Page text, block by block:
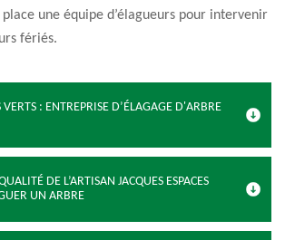
place une équipe d’élagueurs pour intervenir
fériés.
VERTS : ENTREPRISE D’ÉLAGAGE D'ARBRE
DE L’ARTISAN JACQUES ESPACES
UN ARBRE